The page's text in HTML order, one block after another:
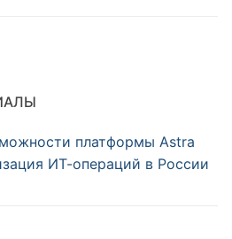
платформы Astra
ИТ-операций в России